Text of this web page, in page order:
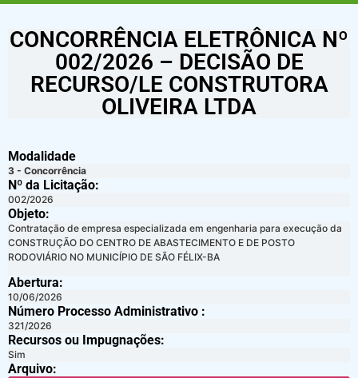
CONCORRÊNCIA ELETRÔNICA Nº
002/2026 – DECISÃO DE
RECURSO/LE CONSTRUTORA
OLIVEIRA LTDA
Modalidade
3 - Concorrência
Nº da Licitação: ​​
002/2026
Objeto:
Contratação de empresa especializada em engenharia para execução da
CONSTRUÇÃO DO CENTRO DE ABASTECIMENTO E DE POSTO
RODOVIÁRIO NO MUNICÍPIO DE SÃO FÉLIX-BA
Abertura:
10/06/2026
Número Processo Administrativo :
321/2026
Recursos ou Impugnações: ​
Sim
Arquivo: